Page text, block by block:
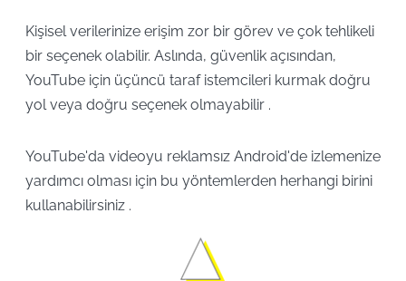
Kişisel verilerinize erişim zor bir görev ve çok tehlikeli
bir seçenek olabilir. Aslında, güvenlik açısından,
YouTube için üçüncü taraf istemcileri kurmak doğru
yol veya doğru seçenek olmayabilir .
YouTube'da videoyu reklamsız Android'de izlemenize
yardımcı olması için bu yöntemlerden herhangi birini
kullanabilirsiniz .